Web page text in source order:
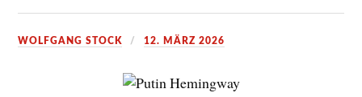
WOLFGANG STOCK 12. MÄRZ 2026